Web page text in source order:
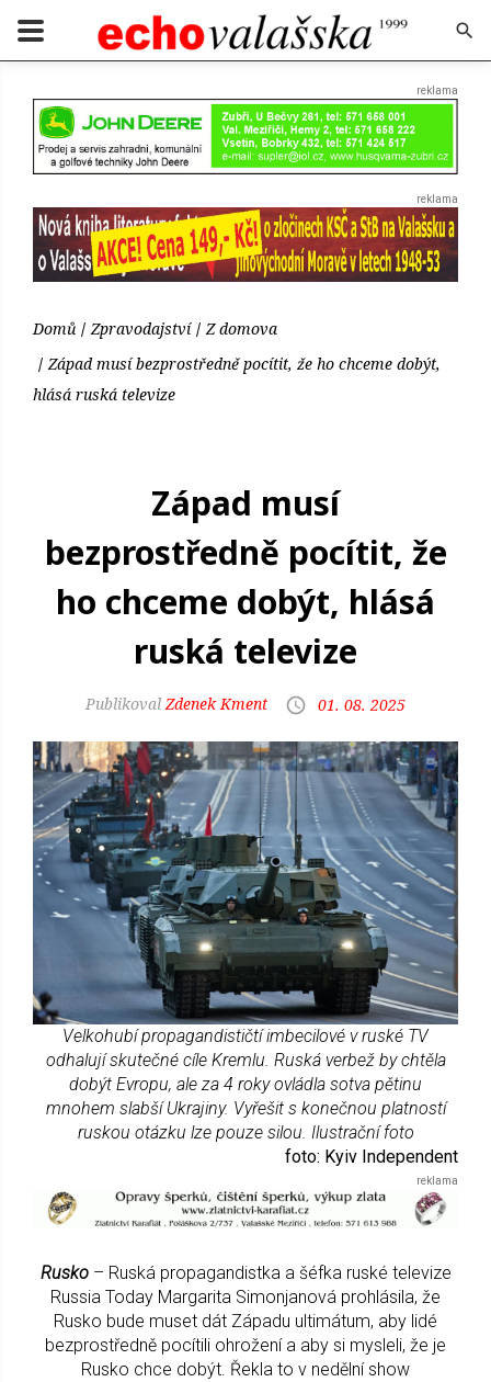
Domů Zpravodajství
Z domova
Západ musí bezprostředně pocítit, že ho chceme dobýt,
hlásá ruská televize
Západ musí
bezprostředně pocítit, že
ho chceme dobýt, hlásá
ruská televize
Zdenek Kment 01. 08. 2025
Velkohubí propagandističtí imbecilové v ruské TV
odhalují skutečné cíle Kremlu. Ruská verbež by chtěla
dobýt Evropu, ale za 4 roky ovládla sotva pětinu
mnohem slabší Ukrajiny. Vyřešit s konečnou platností
ruskou otázku lze pouze silou. Ilustrační foto
foto: Kyiv Independent
Rusko – Ruská propagandistka a šéfka ruské televize
Russia Today Margarita Simonjanová prohlásila, že
Rusko bude muset dát Západu ultimátum, aby lidé
bezprostředně pocítili ohrožení a aby si mysleli, že je
Rusko chce dobýt. Řekla to v nedělní show